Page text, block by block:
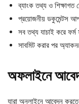
ব্যাংক তথ্য ও
প্রয়োজনীয় ডকুমেন্টস
সব তথ্য যাচাই করে ফর্ম
সাবমিট করার পর
অফলাইনে
যারা অনলাইনে আবেদন করতে